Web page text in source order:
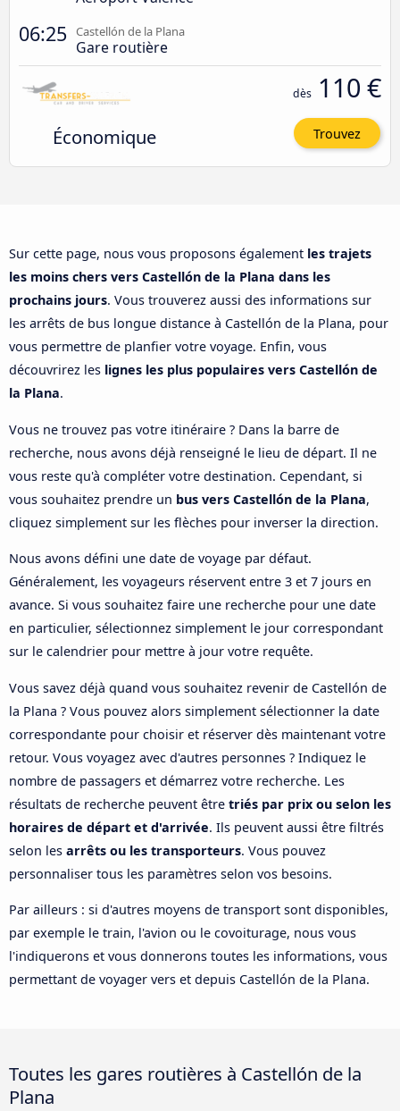
06:25 Castellón de la Plana
Gare routière
Économique
dès 110 €
Trouvez
Sur cette page, nous vous proposons également les trajets
les moins chers vers Castellón de la Plana dans les
prochains jours. Vous trouverez aussi des informations sur
les arrêts de bus longue distance à Castellón de la Plana, pour
vous permettre de planfier votre voyage. Enfin, vous
découvrirez les lignes les plus populaires vers Castellón de
la Plana.
Vous ne trouvez pas votre itinéraire ? Dans la barre de
recherche, nous avons déjà renseigné le lieu de départ. Il ne
vous reste qu'à compléter votre destination. Cependant, si
vous souhaitez prendre un bus vers Castellón de la Plana,
cliquez simplement sur les flèches pour inverser la direction.
Nous avons défini une date de voyage par défaut.
Généralement, les voyageurs réservent entre 3 et 7 jours en
avance. Si vous souhaitez faire une recherche pour une date
en particulier, sélectionnez simplement le jour correspondant
sur le calendrier pour mettre à jour votre requête.
Vous savez déjà quand vous souhaitez revenir de Castellón de
la Plana ? Vous pouvez alors simplement sélectionner la date
correspondante pour choisir et réserver dès maintenant votre
retour. Vous voyagez avec d'autres personnes ? Indiquez le
nombre de passagers et démarrez votre recherche. Les
résultats de recherche peuvent être triés par prix ou selon les
horaires de départ et d'arrivée. Ils peuvent aussi être filtrés
selon les arrêts ou les transporteurs. Vous pouvez
personnaliser tous les paramètres selon vos besoins.
Par ailleurs : si d'autres moyens de transport sont disponibles,
par exemple le train, l'avion ou le covoiturage, nous vous
l'indiquerons et vous donnerons toutes les informations, vous
permettant de voyager vers et depuis Castellón de la Plana.
Toutes les gares routières à Castellón de la
Plana